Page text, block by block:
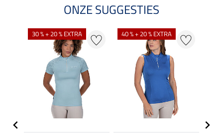
ONZE SUGGESTIES
30 % + 20 % EXTRA 40 % + 20 % EXTRA